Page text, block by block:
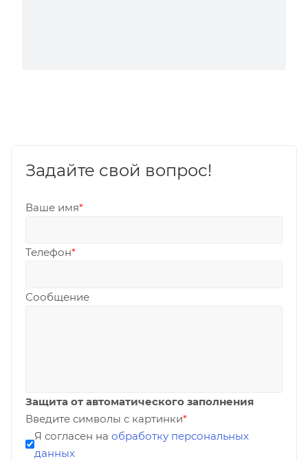
Задайте свой вопрос!
Ваше имя*
Телефон*
Сообщение
Защита от автоматического заполнения
Введите символы с картинки*
Я согласен на обработку персональных
данных